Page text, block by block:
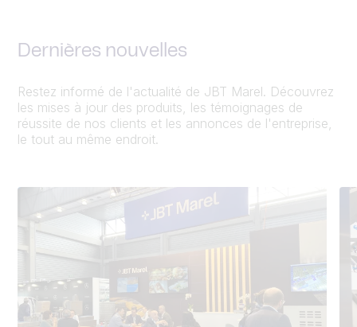
Dernières nouvelles
Restez informé de l'actualité de JBT Marel. Découvrez
les mises à jour des produits, les témoignages de
réussite de nos clients et les annonces de l'entreprise,
le tout au même endroit.